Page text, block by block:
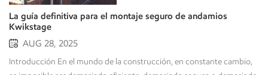
La guía definitiva para el montaje seguro de andamios
Kwikstage
AUG 28, 2025
Introducción En el mundo de la construcción, en constante cambio,